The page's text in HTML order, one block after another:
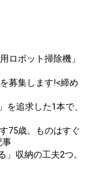
ロボット掃除機」
募集します!<締め
追求した1本で、
75歳。ものはすぐ
事
収納の工夫2つ。